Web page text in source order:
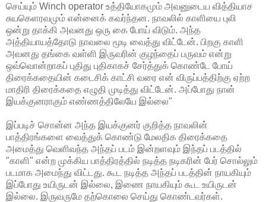
செய்யும் Winch operator உத்தியோகமும் அவனுடைய வித்தியாச
சுயகெளரவமும் என்னைக் கவர்ந்தன. நாவலில் காளியை புலி
ஒன்று தாக்கி அவனது ஒரு கை போய் விடும். அந்த
அத்தியாயத்தோடு நாவலை மூடி வைத்து விட்டேன். பிறகு காளி
அவனது தங்கை வள்ளி இருவரின் குழந்தைப் பருவம் என்று
ஒவ்வொன்றாகப் புதிது புதிகாகச் சேர்த்துக் கொண்டே போய்
திரைக்கதையின் கடைசிக் காட்சி வரை என் விருப்பத்திற்கு ஏற்ற
மாதிரி திரைக்கதை எழுதி முடித்து விட்டேன். அப்போது நான்
இயக்குனராகும் எண்ணத்திலேயே இல்லை"
இப்படிச் சொன்ன அந்த இயக்குனர் குறித்த நாவலின்
பாத்திரங்களை வைத்துக் கொண்டு மேலதிக திரைக்கதை
அமைத்து வெளிவந்த அந்தப் படம் இன்றளவும் இந்தப் படத்தில்
"காளி" என்ற முக்கிய பாத்திரத்தில் நடித்த நடிகரின் பேர் சொல்லும்
படமாக அமைந்து விட்டது. கூட நடித்த அந்தப் படத்தின் நாயகியும்
இப்போது உயிருடன் இல்லை, இணை நாயகியும் கூட உயிருடன்
இல்லை. இருவருமே தற்கொலை செய்து கொண்டவர்கள்.